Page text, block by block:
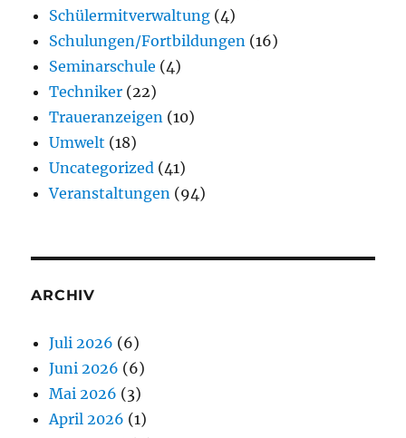
Schülermitverwaltung (4)
Schulungen/Fortbildungen (16)
Seminarschule (4)
Techniker (22)
Traueranzeigen (10)
Umwelt (18)
Uncategorized (41)
Veranstaltungen (94)
ARCHIV
Juli 2026 (6)
Juni 2026 (6)
Mai 2026 (3)
April 2026 (1)